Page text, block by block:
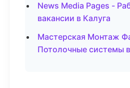
News Media Pages -
вакансии в Калуга
Мастерская Монтаж
Потолочные системы